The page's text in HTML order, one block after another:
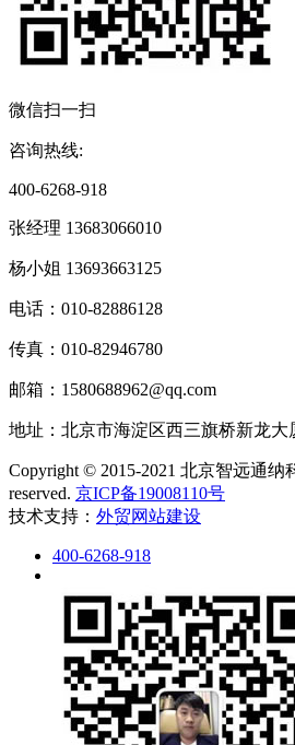
微信扫一扫
咨询热线:
400-6268-918
张经理 13683066010
杨小姐 13693663125
电话：010-82886128
传真：010-82946780
邮箱：1580688962@qq.com
地址：北京市海淀区西三旗桥新龙大
Copyright © 2015-2021 北京智远通纳
reserved. 京ICP备19008110号
技术支持： 外贸网站建设
400-6268-918